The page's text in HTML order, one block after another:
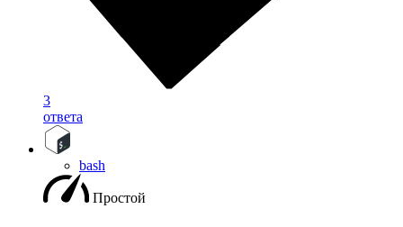
3
ответа
bash
Простой